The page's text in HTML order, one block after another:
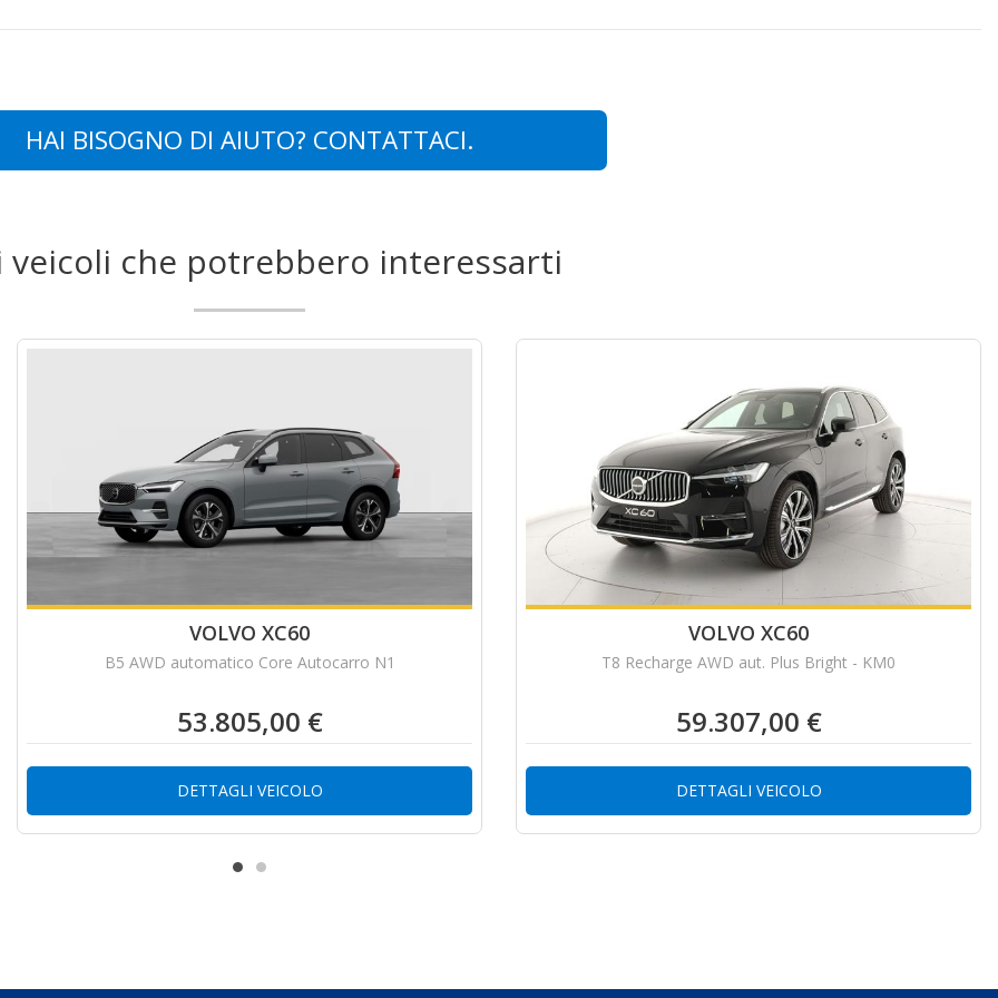
HAI BISOGNO DI AIUTO? CONTATTACI.
veicoli che potrebbero interessarti
VOLVO XC60
B5 AWD automatico Core Autocarro N1
53.805,00 €
DETTAGLI VEICOLO
VOLVO XC60
T8 Recharge AWD aut. Plus Bright - KM0
59.307,00 €
DETTAGLI VEICOLO